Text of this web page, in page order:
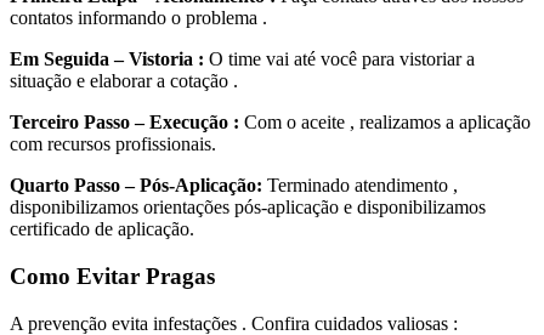
contatos informando o problema .
Em Seguida – Vistoria : O time vai até você para vistoriar a
situação e elaborar a cotação .
Terceiro Passo – Execução : Com o aceite , realizamos a aplicação
com recursos profissionais.
Quarto Passo – Pós-Aplicação: Terminado atendimento ,
disponibilizamos orientações pós-aplicação e disponibilizamos
certificado de aplicação.
Como Evitar Pragas
A prevenção evita infestações . Confira cuidados valiosas :